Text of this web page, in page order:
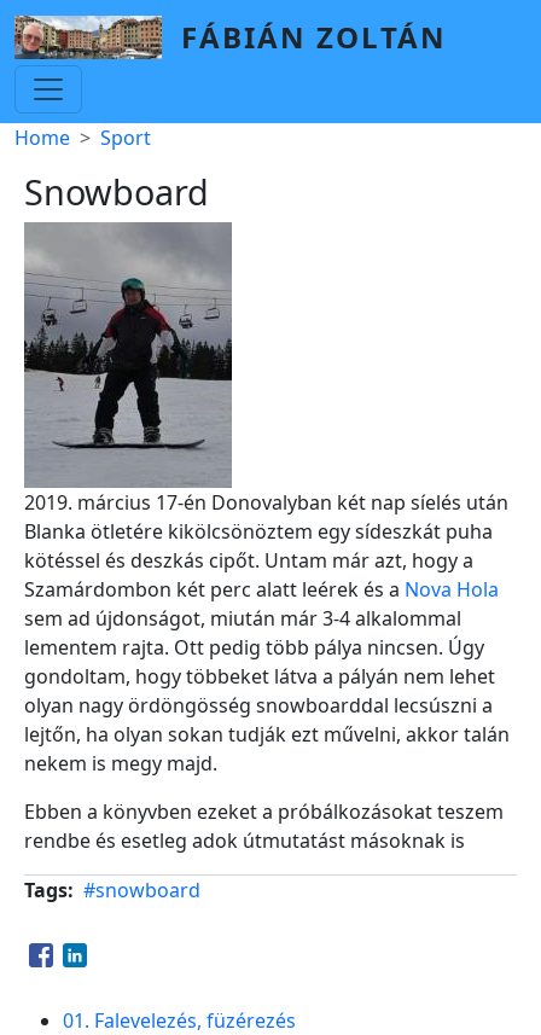
Skip to main content
FÁBIÁN ZOLTÁN
Breadcrumb
Home Sport
Snowboard
2019. március 17-én Donovalyban két nap síelés után
Blanka ötletére kikölcsönöztem egy sídeszkát puha
kötéssel és deszkás cipőt. Untam már azt, hogy a
Szamárdombon két perc alatt leérek és a Nova Hola
sem ad újdonságot, miután már 3-4 alkalommal
lementem rajta. Ott pedig több pálya nincsen. Úgy
gondoltam, hogy többeket látva a pályán nem lehet
olyan nagy ördöngösség snowboarddal lecsúszni a
lejtőn, ha olyan sokan tudják ezt művelni, akkor talán
nekem is megy majd.
Ebben a könyvben ezeket a próbálkozásokat teszem
rendbe és esetleg adok útmutatást másoknak is
Tags #snowboard
Opens in a new window
Opens in a new window
01. Falevelezés, füzérezés